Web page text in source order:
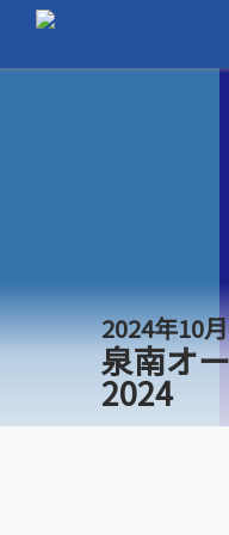
2024年10
泉南オ
2024